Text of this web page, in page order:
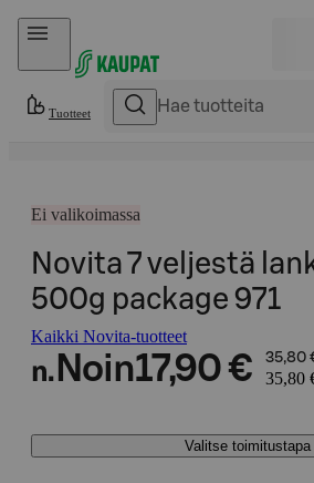
Hyppää sisältöön
Tuotteet
Ei valikoimassa
Novita 7 veljestä
500g package 971
Kaikki Novita-tuotteet
n. Noin17,90 € 35,80
35,80
Valitse toimitustapa